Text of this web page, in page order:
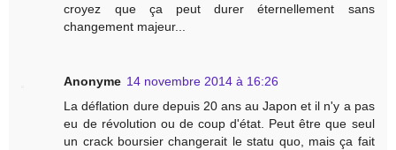
croyez que ça peut durer éternellement sans
changement majeur...
Anonyme 14 novembre 2014 à 16:26
La déflation dure depuis 20 ans au Japon et il n'y a pas
eu de révolution ou de coup d'état. Peut être que seul
un crack boursier changerait le statu quo, mais ça fait